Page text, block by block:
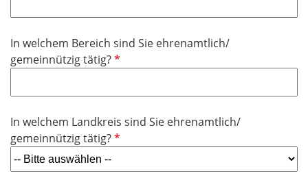
f
l
d
c
h
f
l
d
In welchem Bereich sind Sie ehrenamtlich/
gemeinnützig tätig?P
c
h
t
f
In welchem Landkreis sind Sie ehrenamtlich/
gemeinnützig tätig?P
l